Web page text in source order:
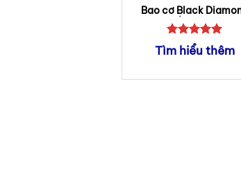
Bao cơ Black
Case | Bao cơ Peri
Được xếp
hạng55
Tìm hiểu thêm